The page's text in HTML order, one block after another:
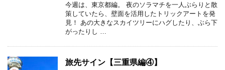
今週は、東京都編。 夜のソラマチを一人ぶらりと散
策していたら、壁面を活用したトリックアートを発
見！ あの大きなスカイツリーにハグしたり、ぶら下
がったりし …
旅先サイン【三重県編④】